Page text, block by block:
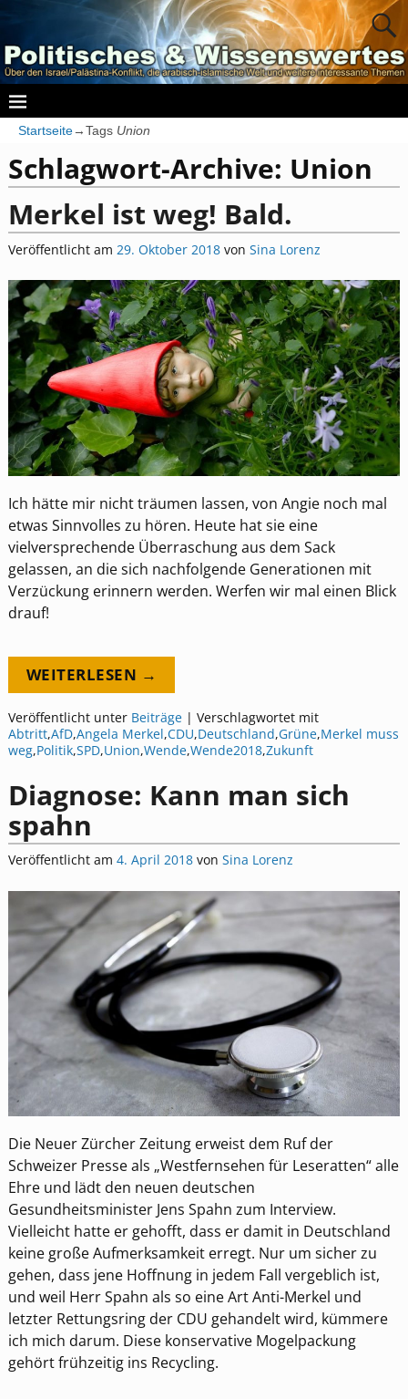
Startseite→Tags Union
Schlagwort-Archive: Union
Merkel ist weg! Bald.
Veröffentlicht am 29. Oktober 2018 von Sina Lorenz
Ich hätte mir nicht träumen lassen, von Angie noch mal
etwas Sinnvolles zu hören. Heute hat sie eine
vielversprechende Überraschung aus dem Sack
gelassen, an die sich nachfolgende Generationen mit
Verzückung erinnern werden. Werfen wir mal einen Blick
drauf!
WEITERLESEN →
Veröffentlicht unter Beiträge| Verschlagwortet mit
Abtritt,AfD,Angela Merkel,CDU,Deutschland,Grüne,Merkel muss
weg,Politik,SPD,Union,Wende,Wende2018,Zukunft
Diagnose: Kann man sich
spahn
Veröffentlicht am 4. April 2018 von Sina Lorenz
Die Neuer Zürcher Zeitung erweist dem Ruf der
Schweizer Presse als „Westfernsehen für Leseratten“ alle
Ehre und lädt den neuen deutschen
Gesundheitsminister Jens Spahn zum Interview.
Vielleicht hatte er gehofft, dass er damit in Deutschland
keine große Aufmerksamkeit erregt. Nur um sicher zu
gehen, dass jene Hoffnung in jedem Fall vergeblich ist,
und weil Herr Spahn als so eine Art Anti-Merkel und
letzter Rettungsring der CDU gehandelt wird, kümmere
ich mich darum. Diese konservative Mogelpackung
gehört frühzeitig ins Recycling.